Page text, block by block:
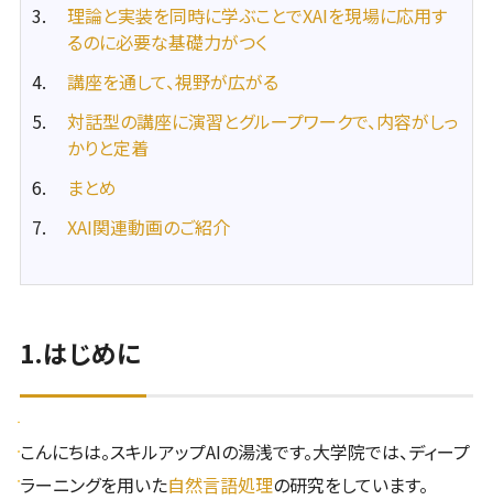
理論と実装を同時に学ぶことでXAIを現場に応用す
るのに必要な基礎力がつく
講座を通して、視野が広がる
対話型の講座に演習とグループワークで、内容がしっ
かりと定着
まとめ
XAI関連動画のご紹介
1.はじめに
こんにちは。スキルアップAIの湯浅です。大学院では、ディープ
ラーニングを用いた自然言語処理の研究をしています。